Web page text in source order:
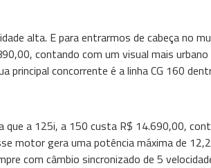
alta. E para entrarmos de cabeça no
contando com um visual mais
principal concorrente é a linha CG 160
a 125i, a 150 custa R$ 14.690,00,
motor gera uma potência máxima de
com câmbio sincronizado de 5